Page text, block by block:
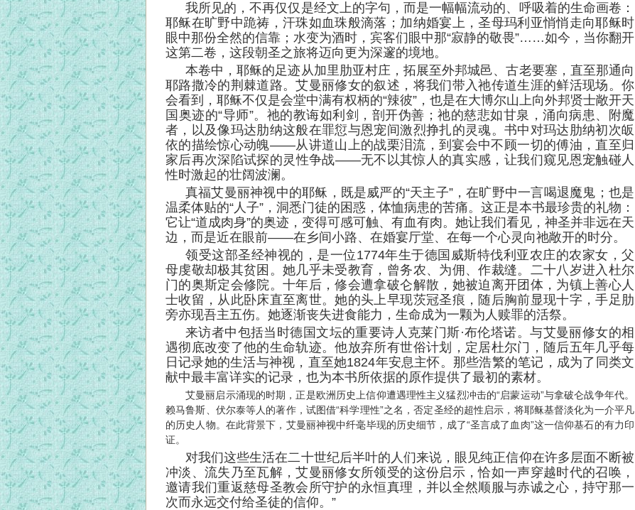
我所见的，不再仅仅是经文上的字句，而是一幅幅流动的、呼吸着的生命画卷：
耶稣在旷野中跪祷，汗珠如血珠般滴落；加纳婚宴上，圣母玛利亚悄悄走向耶稣时
眼中那份全然的信靠；水变为酒时，宾客们眼中那“寂静的敬畏”……如今，当你翻开
这第二卷，这段朝圣之旅将迈向更为深邃的境地。
本卷中，耶稣的足迹从加里肋亚村庄，拓展至外邦城邑、古老要塞，直至那通向
耶路撒冷的荆棘道路。艾曼丽修女的叙述，将我们带入祂传道生涯的鲜活现场。你
会看到，耶稣不仅是会堂中满有权柄的“辣彼”，也是在大博尔山上向外邦贤士敞开天
国奥迹的“导师”。祂的教诲如利剑，剖开伪善；祂的慈悲如甘泉，涌向病患、附魔
者，以及像玛达肋纳这般在罪愆与恩宠间激烈挣扎的灵魂。书中对玛达肋纳初次皈
依的描绘惊心动魄——从讲道山上的战栗泪流，到宴会中不顾一切的傅油，直至归
家后再次深陷试探的灵性争战——无不以其惊人的真实感，让我们窥见恩宠触碰人
性时激起的壮阔波澜。
真福艾曼丽神视中的耶稣，既是威严的“天主子”，在旷野中一言喝退魔鬼；也是
温柔体贴的“人子”，洞悉门徒的困惑，体恤病患的苦痛。这正是本书最珍贵的礼物：
它让“道成肉身”的奥迹，变得可感可触、有血有肉。她让我们看见，神圣并非远在天
边，而是近在眼前——在乡间小路、在婚宴厅堂、在每一个心灵向祂敞开的时分。
领受这部圣经神视的，是一位1774年生于德国威斯特伐利亚农庄的农家女，父
母虔敬却极其贫困。她几乎未受教育，曾务农、为佣、作裁缝。二十八岁进入杜尔
门的奥斯定会修院。十年后，修会遭拿破仑解散，她被迫离开团体，为镇上善心人
士收留，从此卧床直至离世。她的头上早现茨冠圣痕，随后胸前显现十字，手足肋
旁亦现吾主五伤。她逐渐丧失进食能力，生命成为一颗为人赎罪的活祭。
来访者中包括当时德国文坛的重要诗人克莱门斯·布伦塔诺。与艾曼丽修女的相
遇彻底改变了他的生命轨迹。他放弃所有世俗计划，定居杜尔门，随后五年几乎每
日记录她的生活与神视，直至她1824年安息主怀。那些浩繁的笔记，成为了同类文
献中最丰富详实的记录，也为本书所依据的原作提供了最初的素材。
艾曼丽启示涌现的时期，正是欧洲历史上信仰遭遇理性主义猛烈冲击的“启蒙运动”与拿破仑战争年代。
赖马鲁斯、伏尔泰等人的著作，试图借“科学理性”之名，否定圣经的超性启示，将耶稣基督淡化为一介平凡
的历史人物。在此背景下，艾曼丽神视中纤毫毕现的历史细节，成了“圣言成了血肉”这一信仰基石的有力印
证。
对我们这些生活在二十世纪后半叶的人们来说，眼见纯正信仰在许多层面不断被
冲淡、流失乃至瓦解，艾曼丽修女所领受的这份启示，恰如一声穿越时代的召唤，
邀请我们重返慈母圣教会所守护的永恒真理，并以全然顺服与赤诚之心，持守那一
次而永远交付给圣徒的信仰。”